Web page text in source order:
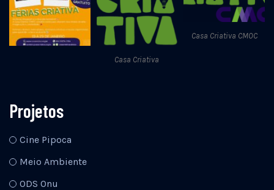
Casa Criativa
Casa Criativa CMOC
Projetos
Cine Pipoca
Meio Ambiente
ODS Onu